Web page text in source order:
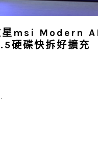
星msi Modern
硬碟快拆好擴充